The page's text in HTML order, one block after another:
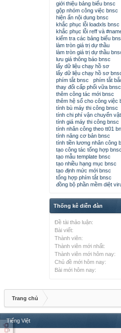
giới thiệu bảng biểu bnsc
gộp nhóm công việc bnsc
hiện ẩn nội dung bnsc
khắc phục lỗi loadxls bnsc
khắc phục lỗi reff và
kiểm tra các bảng biểu
làm tròn giá trị dự thầu
làm tròn giá trị dự thầu
lưu giá thông báo bnsc
lấy dữ liệu chạy hồ sơ
lấy dữ liệu chạy hồ sơ
phím tắt bnsc
phím tắt
thay đổi cấp phối vữa bnsc
thêm công tác mới bnsc
thêm hệ số cho công việc
tính bù máy thi công bnsc
tính chi phí vận chuyển
tính giá máy thi công bnsc
tính nhân công theo tt01
tính năng cơ bản bnsc
tính tiền lương nhân công
tạo công tác tổng hợp bnsc
tạo mẫu template bnsc
tạo nhiều hạng mục bnsc
tạo định mức mới bnsc
tổng hợp phím tắt bnsc
đồng bộ phần mềm diệt
Thống kê diễn đàn
Đề tài thảo luận:
Bài viết:
Thành viên:
Thành viên mới nhất:
Thành viên mới hôm nay:
Chủ đề mới hôm nay:
Bài mới hôm nay:
Trang chủ
Tiếng Việt